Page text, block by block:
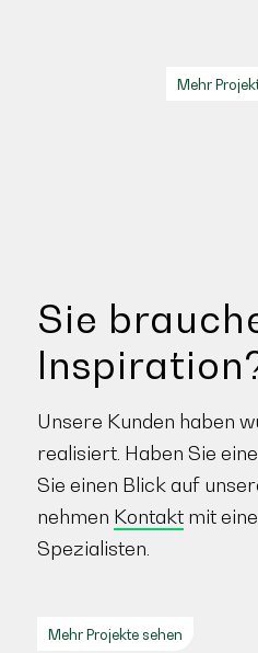
Mehr
Sie
Unsere Kunden haben
realisiert. Haben Sie
Sie einen Blick auf
nehmen Kontaktmit
Spezialisten.
Mehr Projekte sehen